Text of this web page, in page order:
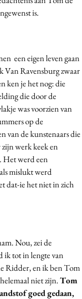
is.
een eigen leven gaan
Van Ravensburg zwaar
ken je het nog: die
die door de
was voorzien van
op de
van de kunstenaars die
werk keek en
Het werd een
mislukt werd
dat-ie het niet in zich
Nou, zei de
ik tot in lengte van
Ridder, en ik ben Tom
niet zijn.Tom
goed gedaan,